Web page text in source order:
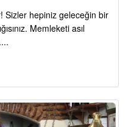
Sizler hepiniz geleceğin bir
Memleketi asıl